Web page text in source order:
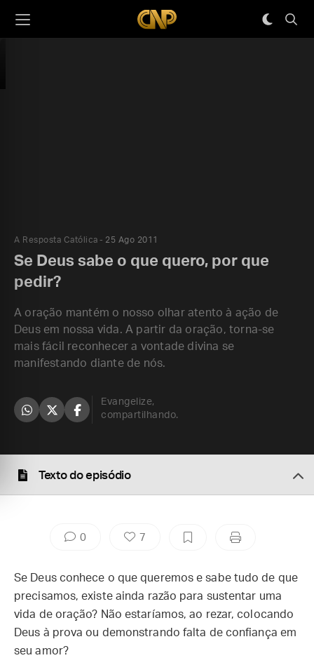
A Resposta Católica 25 Ago 2011
Se Deus sabe o que quero, por que
pedir?
A oração mantém o nosso olhar atento à ação de
Deus em nossa vida. A partir da oração, torna-se
mais fácil reconhecer a vontade divina se
manifestando diante de nós.
Evangelize,
compartilhando.
Texto do episódio
0 7
Se Deus conhece o que queremos e sabe tudo de que
precisamos, existe ainda razão para sustentar uma
vida de oração? Não estaríamos, ao rezar, colocando
Deus à prova ou demonstrando falta de confiança em
seu amor?